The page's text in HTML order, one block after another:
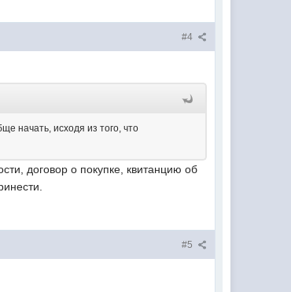
#4
начать, исходя из того, что
договор о покупке, квитанцию об
#5